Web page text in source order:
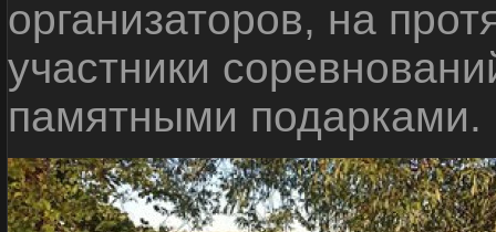
организаторов, на
участники
памятными подарками.